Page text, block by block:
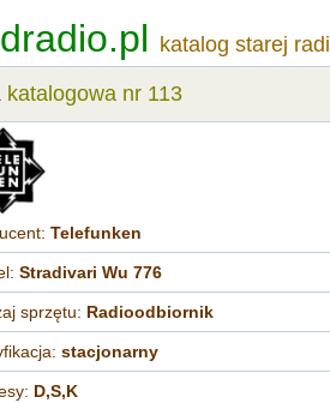
katalog starej
katalogowa nr 113
Telefunken
Stradivari Wu 776
sprzętu: Radioodbiornik
stacjonarny
D,S,K